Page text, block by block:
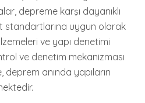
depreme karşı dayanıklı
standartlarına uygun olarak
ve yapı denetimi
ve denetim mekanizması
deprem anında yapıların